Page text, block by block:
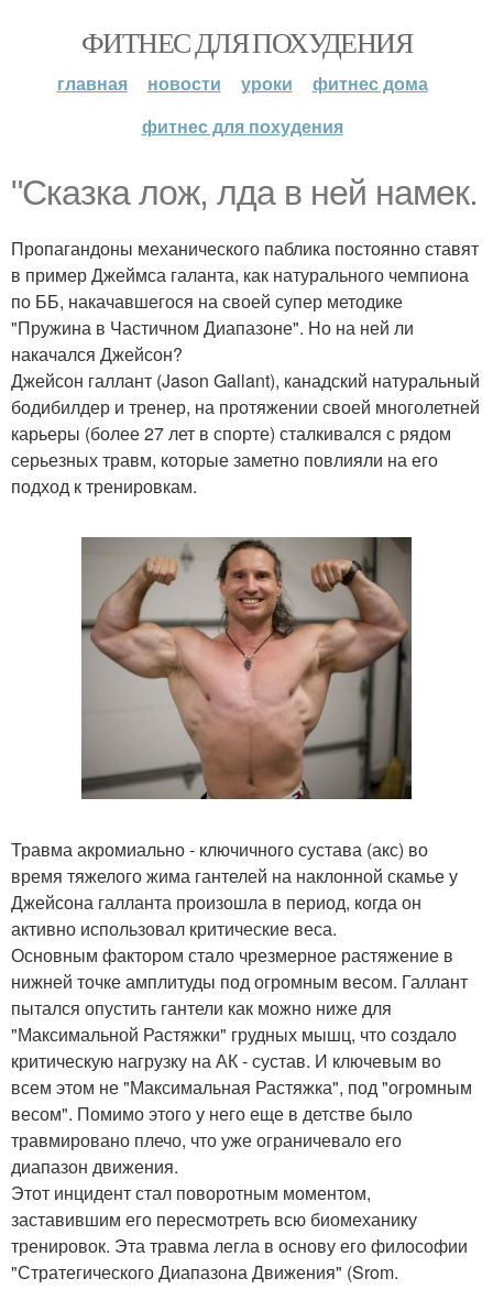
ФИТНЕС ДЛЯ ПОХУДЕНИЯ
главная новости уроки
фитнес дома
фитнес для похудения
"Сказка лож, лда в ней намек.
Пропагандоны механического паблика постоянно ставят
в пример Джеймса галанта, как натурального чемпиона
по ББ, накачавшегося на своей супер методике
"Пружина в Частичном Диапазоне". Но на ней ли
накачался Джейсон?
Джейсон галлант (Jason Gallant), канадский натуральный
бодибилдер и тренер, на протяжении своей многолетней
карьеры (более 27 лет в спорте) сталкивался с рядом
серьезных травм, которые заметно повлияли на его
подход к тренировкам.
Травма акромиально - ключичного сустава (акс) во
время тяжелого жима гантелей на наклонной скамье у
Джейсона галланта произошла в период, когда он
активно использовал критические веса.
Основным фактором стало чрезмерное растяжение в
нижней точке амплитуды под огромным весом. Галлант
пытался опустить гантели как можно ниже для
"Максимальной Растяжки" грудных мышц, что создало
критическую нагрузку на АК - сустав. И ключевым во
всем этом не "Максимальная Растяжка", под "огромным
весом". Помимо этого у него еще в детстве было
травмировано плечо, что уже ограничевало его
диапазон движения.
Этот инцидент стал поворотным моментом,
заставившим его пересмотреть всю биомеханику
тренировок. Эта травма легла в основу его философии
"Стратегического Диапазона Движения" (Srom.